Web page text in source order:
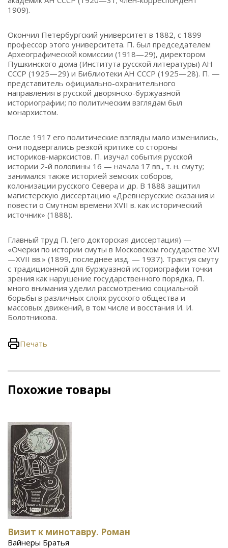
1909).
Окончил Петербургский университет в 1882, с 1899
профессор этого университета. П. был председателем
Археографической комиссии (1918—29), директором
Пушкинского дома (Института русской литературы) АН
СССР (1925—29) и Библиотеки АН СССР (1925—28). П. —
представитель официально-охранительного
направления в русской дворянско-буржуазной
историографии; по политическим взглядам был
монархистом.
После 1917 его политические взгляды мало изменились,
они подвергались резкой критике со стороны
историков-марксистов. П. изучал события русской
истории 2-й половины 16 — начала 17 вв., т. н. смуту;
занимался также историей земских соборов,
колонизации русского Севера и др. В 1888 защитил
магистерскую диссертацию «Древнерусские сказания и
повести о Смутном времени XVII в. как исторический
источник» (1888).
Главный труд П. (его докторская диссертация) —
«Очерки по истории смуты в Московском государстве XVI
—XVII вв.» (1899, последнее изд. — 1937). Трактуя смуту
с традиционной для буржуазной историографии точки
зрения как нарушение государственного порядка, П.
много внимания уделил рассмотрению социальной
борьбы в различных слоях русского общества и
массовых движений, в том числе и восстания И. И.
Болотникова.
Печать
Похожие товары
Визит к минотавру. Роман
Вайнеры Братья